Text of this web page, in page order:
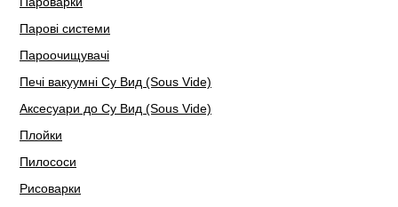
Парові системи
Пароочищувачі
Печі вакуумні Су Вид (Sous Vide)
Аксесуари до Су Вид (Sous Vide)
Плойки
Пилососи
Рисоварки